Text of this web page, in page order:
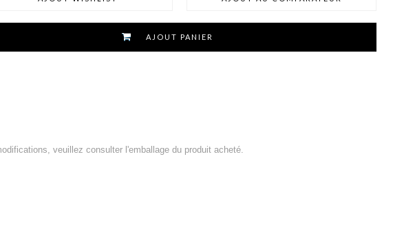
AJOUT PANIER
veuillez consulter l'emballage du produit acheté.